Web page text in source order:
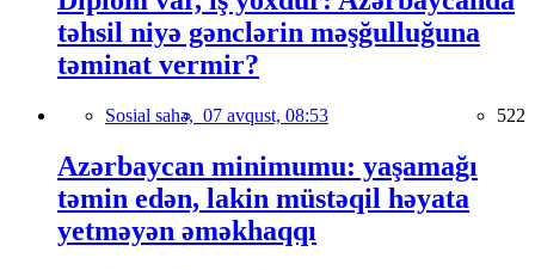
təhsil niyə gənclərin məşğulluğuna
təminat vermir?
Sosial sahə, 07 avqust, 08:53 522
Azərbaycan minimumu: yaşamağı
təmin edən, lakin müstəqil həyata
yetməyən əməkhaqqı